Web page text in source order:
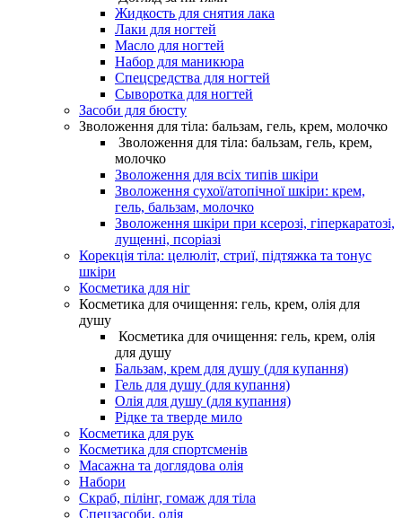
Жидкость для снятия лака
Лаки для ногтей
Масло для ногтей
Набор для маникюра
Спецсредства для ногтей
Сыворотка для ногтей
Засоби для бюсту
Зволоження для тіла: бальзам, гель, крем, молочко
Зволоження для тіла: бальзам, гель, крем,
молочко
Зволоження для всіх типів шкіри
Зволоження сухої/атопічної шкіри: крем,
гель, бальзам, молочко
Зволоження шкіри при ксерозі, гіперкаратозі,
лущенні, псоріазі
Корекція тіла: целюліт, стриї, підтяжка та тонус
шкіри
Косметика для ніг
Косметика для очищення: гель, крем, олія для
душу
Косметика для очищення: гель, крем, олія
для душу
Бальзам, крем для душу (для купання)
Гель для душу (для купання)
Олія для душу (для купання)
Рідке та тверде мило
Косметика для рук
Косметика для спортсменів
Масажна та доглядова олія
Набори
Скраб, пілінг, гомаж для тіла
Спецзасоби, олія